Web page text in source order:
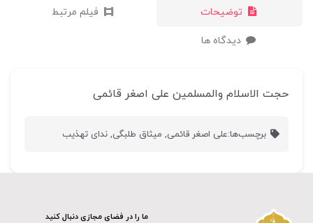
توضیحات فیلم مرتبط
دیدگاه ها
حجت الاسلام والمسلمین علی اصغر قائمی
برچسب‌ها:علی اصغر قائمی, میثاق طلبگی,ندای تهذیب
ما را در فضای مجازی دنبال کنید